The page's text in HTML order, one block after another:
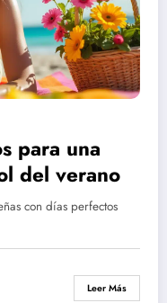
para una
del verano
con días perfectos
Leer Más